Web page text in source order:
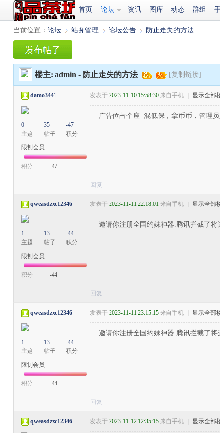
首页 论坛 资讯 图库 动态 群组
当前位置： 论坛
›
站务管理
›
论坛公告
›
防止走失的方法
楼主: admin - 防止走失的方法 [复制链接]
damo3441
0
主题
35
帖子
-47
积分
限制会员
积分 -47
发表于 2023-11-10 15:58:30 来自手机 显示全部
广告位占个座 混低保，拿币币，管理
回复
qweasdzxc12346
1
主题
13
帖子
-44
积分
限制会员
积分 -44
发表于 2023-11-11 22:18:01 来自手机 显示全部
邀请你注册全国约妹神器.腾讯拦截了
回复
qweasdzxc12346
1
主题
13
帖子
-44
积分
限制会员
积分 -44
发表于 2023-11-11 23:15:15 来自手机 显示全部
邀请你注册全国约妹神器.腾讯拦截了
回复
qweasdzxc12346 发表于 2023-11-12 12:35:15 来自手机 显示全部